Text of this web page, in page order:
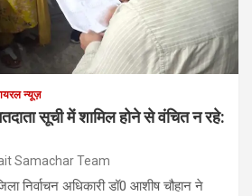
न्यूज़
सूची में शामिल होने से वंचित न रहे:
Samachar Team
निर्वाचन अधिकारी डॉ0 आशीष चौहान ने